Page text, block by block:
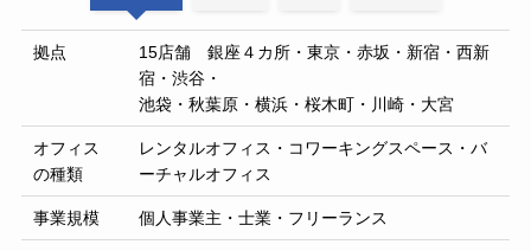
拠点
15店舗 銀座４カ所・東京・赤坂・新宿・西新
宿・渋谷・
池袋・秋葉原・横浜・桜木町・川崎・大宮
オフィス
の種類
レンタルオフィス・コワーキングスペース・バ
ーチャルオフィス
事業規模 個人事業主・士業・フリーランス